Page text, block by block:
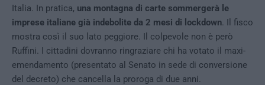
Italia. In pratica, una montagna di carte sommergerà le
imprese italiane già indebolite da 2 mesi di lockdown. Il fisco
mostra così il suo lato peggiore. Il colpevole non è però
Ruffini. I cittadini dovranno ringraziare chi ha votato il maxi-
emendamento (presentato al Senato in sede di conversione
del decreto) che cancella la proroga di due anni.